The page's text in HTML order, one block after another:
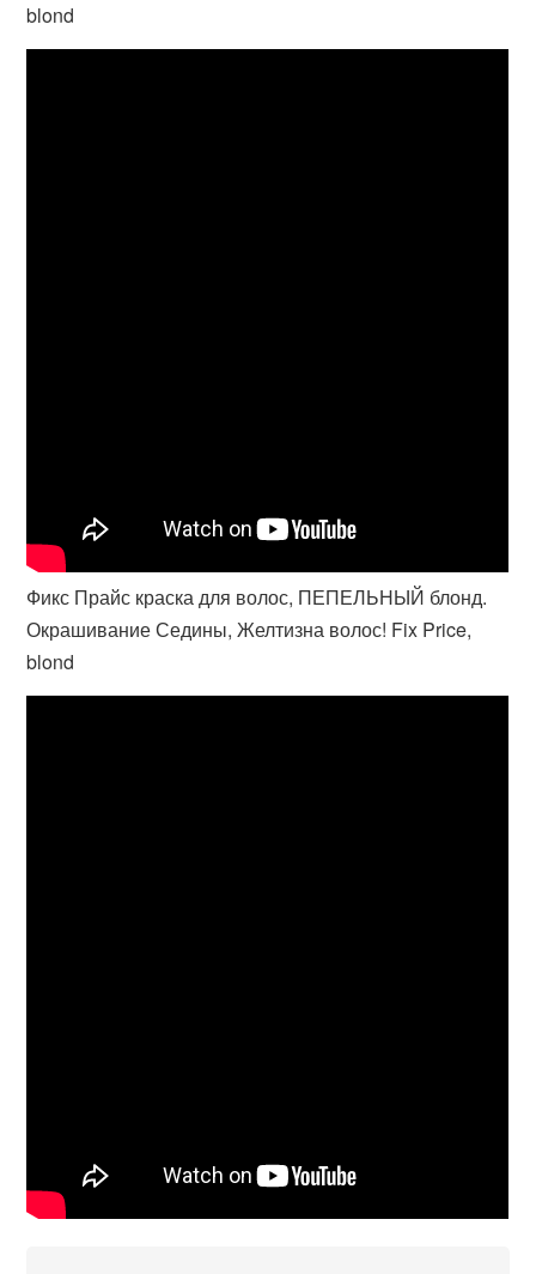
blond
Фикс Прайс краска для волос, ПЕПЕЛЬНЫЙ блонд.
Окрашивание Седины, Желтизна волос! Fix Price,
blond